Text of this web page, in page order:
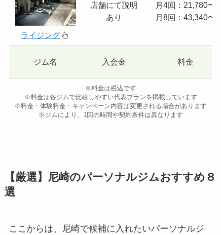
ライジング
店舗にて説明
あり
月4回：21,780〜
月8回：43,340〜
ジム名 入会金 料金
※料金は税込です
※料金は各ジムで比較しやすい代表プランを掲載しています
※料金・体験料金・キャンペーン内容は変更される場合があります
※ジムにより、1回の時間や契約条件は異なります
【厳選】尼崎のパーソナルジムおすすめ８
選
ここからは、尼崎で候補に入れたいパーソナルジ